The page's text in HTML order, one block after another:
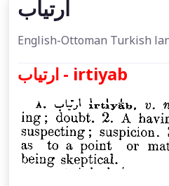
ارتياب
ارتياب - irtiyab